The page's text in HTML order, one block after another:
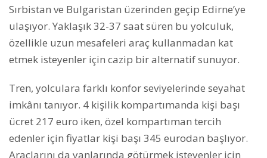
Sırbistan ve Bulgaristan üzerinden geçip Edirne’ye
ulaşıyor. Yaklaşık 32-37 saat süren bu yolculuk,
özellikle uzun mesafeleri araç kullanmadan kat
etmek isteyenler için cazip bir alternatif sunuyor.
Tren, yolculara farklı konfor seviyelerinde seyahat
imkânı tanıyor. 4 kişilik kompartımanda kişi başı
ücret 217 euro iken, özel kompartıman tercih
edenler için fiyatlar kişi başı 345 eurodan başlıyor.
Araçlarını da yanlarında götürmek isteyenler için